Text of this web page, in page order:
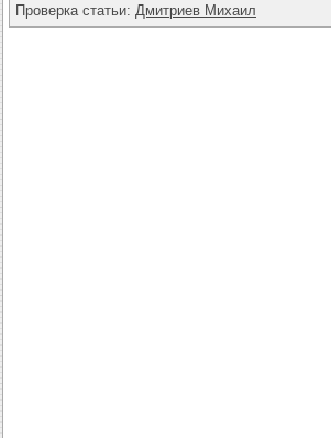
Проверка статьи: Дмитриев Михаил